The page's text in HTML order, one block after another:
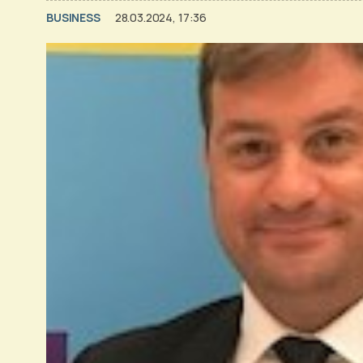
BUSINESS 28.03.2024, 17:36